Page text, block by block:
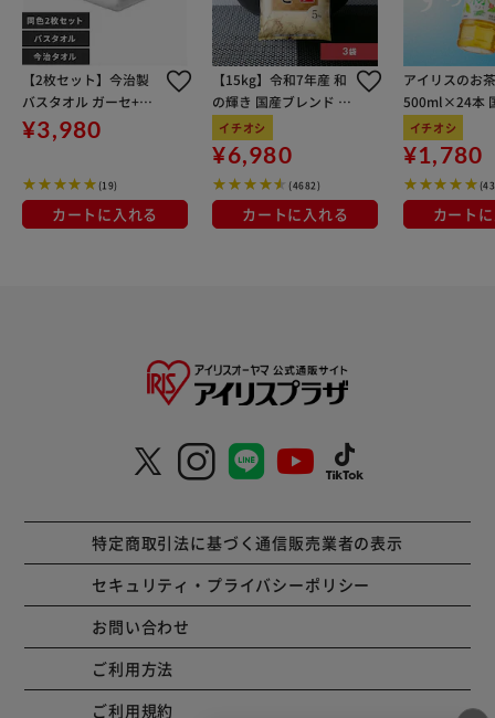
【2枚セット】今治製
バスタオル ガーセ+パ
イル素材 BT-G2 ホワイ
¥3,980
(19)
カートに入れる
【15kg】令和7年産 和
の輝き 国産ブレンド 5
kg×3袋
イチオシ
¥6,980
(4682)
カートに入れる
アイリスのお
500ml×24本
100％使用
イチオシ
¥1,780
カート
特定商取引法に基づく通信販売業者の表示
セキュリティ・プライバシーポリシー
お問い合わせ
ご利用方法
ご利用規約